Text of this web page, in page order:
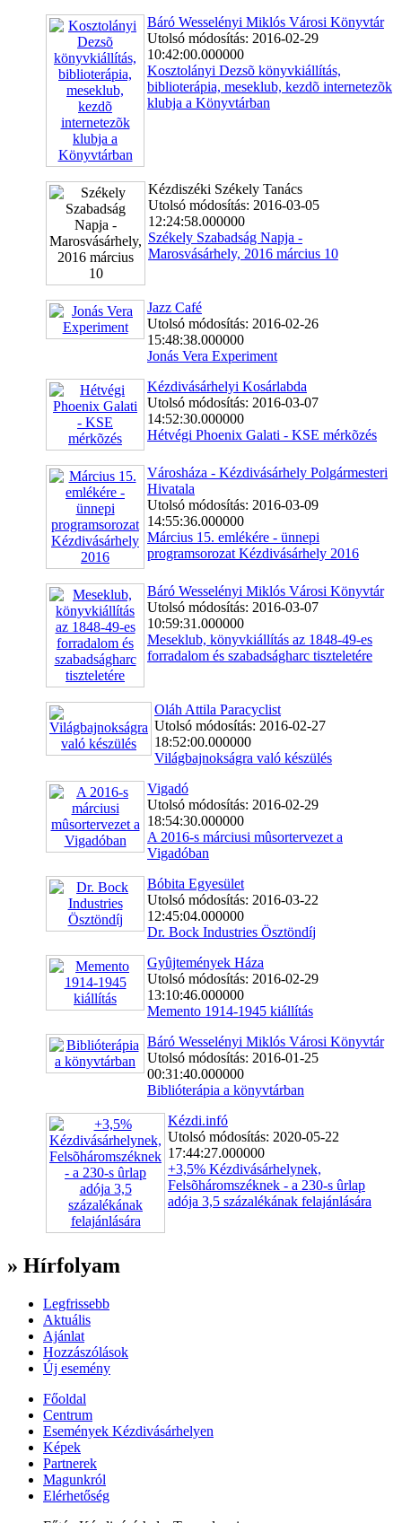
Báró Wesselényi Miklós Városi Könyvtár
Utolsó módosítás: 2016-02-29
10:42:00.000000
Kosztolányi Dezsõ könyvkiállítás,
biblioterápia, meseklub, kezdõ internetezõk
klubja a Könyvtárban
Kézdiszéki Székely Tanács
Utolsó módosítás: 2016-03-05
12:24:58.000000
Székely Szabadság Napja -
Marosvásárhely, 2016 március 10
Jazz Café
Utolsó módosítás: 2016-02-26
15:48:38.000000
Jonás Vera Experiment
Kézdivásárhelyi Kosárlabda
Utolsó módosítás: 2016-03-07
14:52:30.000000
Hétvégi Phoenix Galati - KSE mérkõzés
Városháza - Kézdivásárhely Polgármesteri
Hivatala
Utolsó módosítás: 2016-03-09
14:55:36.000000
Március 15. emlékére - ünnepi
programsorozat Kézdivásárhely 2016
Báró Wesselényi Miklós Városi Könyvtár
Utolsó módosítás: 2016-03-07
10:59:31.000000
Meseklub, könyvkiállítás az 1848-49-es
forradalom és szabadságharc tiszteletére
Oláh Attila Paracyclist
Utolsó módosítás: 2016-02-27
18:52:00.000000
Világbajnokságra való készülés
Vigadó
Utolsó módosítás: 2016-02-29
18:54:30.000000
A 2016-s márciusi mûsortervezet a
Vigadóban
Bóbita Egyesület
Utolsó módosítás: 2016-03-22
12:45:04.000000
Dr. Bock Industries Ösztöndíj
Gyûjtemények Háza
Utolsó módosítás: 2016-02-29
13:10:46.000000
Memento 1914-1945 kiállítás
Báró Wesselényi Miklós Városi Könyvtár
Utolsó módosítás: 2016-01-25
00:31:40.000000
Biblióterápia a könyvtárban
Kézdi.infó
Utolsó módosítás: 2020-05-22
17:44:27.000000
+3,5% Kézdivásárhelynek,
Felsõháromszéknek - a 230-s ûrlap
adója 3,5 százalékának felajánlására
» Hírfolyam
Legfrissebb
Aktuális
Ajánlat
Hozzászólások
Új esemény
Főoldal
Centrum
Események Kézdivásárhelyen
Képek
Partnerek
Magunkról
Elérhetőség